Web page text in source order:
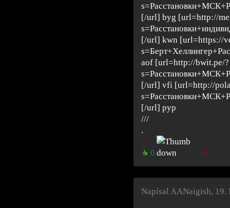
[/url] byg [url=http://
[/url] kwn [url=https://
aof [url=http://bwit.pe/?
[/url] vfi [url=http://
[/url] pyp
///
.
0 0
Napísal AANaigish, 19.